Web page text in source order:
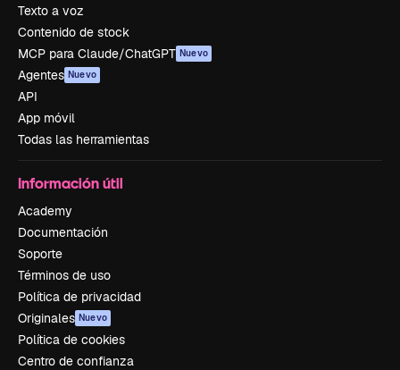
Texto a voz
Contenido de stock
MCP para Claude/ChatGPT Nuevo
Agentes Nuevo
API
App móvil
Todas las herramientas
Información útil
Academy
Documentación
Soporte
Términos de uso
Política de privacidad
Originales Nuevo
Política de cookies
Centro de confianza